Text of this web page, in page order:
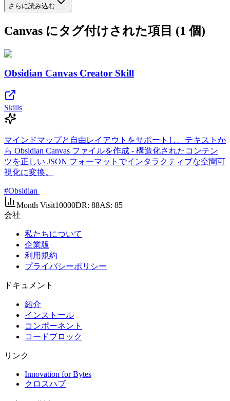
さらに読み込む
Canvas にタグ付けされた項目 (1 個)
Obsidian Canvas Creator Skill
Skills
マインドマップと自由レイアウトをサポートし、テキストか
ら Obsidian Canvas ファイルを作成 - 構造化されたコンテン
ツを正しい JSON フォーマットでインタラクティブな空間可
視化に変換。
#Obsidian
Month Visit10000DR: 88AS: 85
会社
私たちについて
企業版
利用規約
プライバシーポリシー
ドキュメント
紹介
インストール
コンポーネント
コードブロック
リンク
Innovation for Bytes
クロスハブ